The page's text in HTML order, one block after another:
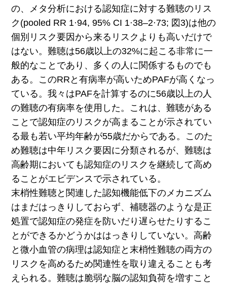
の、メタ分析における認知症に対する難聴のリス
ク(pooled RR 1·94, 95% CI 1·38–2·73; 図3)は他の
個別リスク要因から来るリスクよりも高いだけで
はない。難聴は56歳以上の32%に起こる非常に一
般的なことであり、多くの人に関係するものでも
ある。このRRと有病率が高いためPAFが高くなっ
ている。我々はPAFを計算するのに56歳以上の人
の難聴の有病率を使用した。これは、難聴がある
ことで認知症のリスクが高まることが示されてい
る最も若い平均年齢が55歳だからである。このた
め難聴は中年リスク要因に分類されるが、難聴は
高齢期においても認知症のリスクを継続して高め
ることがエビデンスで示されている。
末梢性難聴と関連した認知機能低下のメカニズム
はまだはっきりしておらず、補聴器のような是正
処置で認知症の発症を防いだり遅らせたりするこ
とができるかどうかははっきりしていない。高齢
と微小血管の病理は認知症と末梢性難聴の両方の
リスクを高めるため関連性を取り違えることも考
えられる。難聴は脆弱な脳の認知負荷を増すこと